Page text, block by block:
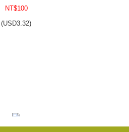
NT$100
(USD3.32)